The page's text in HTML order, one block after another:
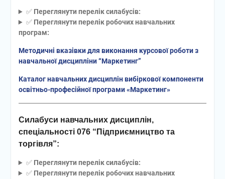
🎓 Випускний-2026 —
день, який назавжди
серцях!
📚 Робоча нарада:
навчального року та
перебіг вступної кампанії
✅️ Переглянути перелік силабусів:
✅️ Переглянути перелік робочих навчальних
програм:
Методичні вказівки для виконання курсової роботи з
навчальної дисципліни “Маркетинг”
Каталог навчальних дисциплін вибіркової компоненти
освітньо-професійної програми «Маркетинг»
Силабуси навчальних дисциплін,
спеціальності 076 “Підприємництво та
торгівля”:
✅️ Переглянути перелік силабусів:
✅️ Переглянути перелік робочих навчальних